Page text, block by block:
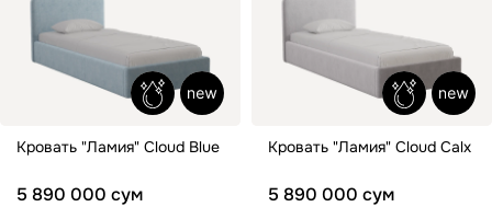
Кровать "Ламия" Cloud Blue
5 890 000 сум
Кровать "Ламия" Cloud Calx
5 890 000 сум